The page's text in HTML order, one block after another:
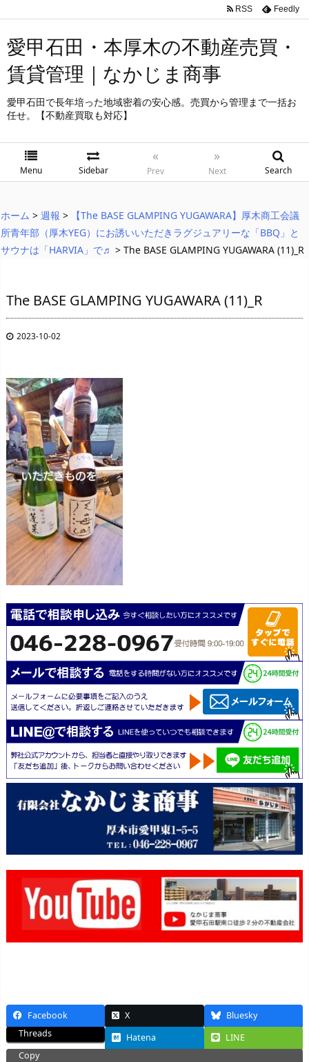
愛甲石田・本厚木の不動産売買・
賃貸管理｜なかじま商事
愛甲石田で長年培った地域密着の安心感。売買から管理まで一括お
任せ。【不動産買取も対応】
Menu Sidebar
«
Prev
»
Next Search
RSS Feedly
ホーム > 週報 >
【The BASE GLAMPING YUGAWARA】厚木商工会議
所青年部（厚木YEG）にお誘いいただきラグジュアリーな「BBQ」と
サウナは「HARVIA」で♬ > The BASE GLAMPING YUGAWARA (11)_R
The BASE GLAMPING YUGAWARA (11)_R
2023-10-02
Facebook X
Bluesky
Threads
Hatena
LINE
Copy